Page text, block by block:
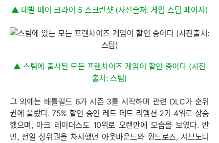
▲ 데빌 메이 크라이 5 스크린샷 (사진출처: 게임 스팀 페이지)
▲ 스팀에 출시된 모든 프랜차이즈 게임이 할인 중이다 (사진
출처: 스팀)
그 외에는 배틀필드 6가 시즌 3를 시작하며 관련 DLC가 순위
권에 올랐다. 75% 할인 중인 레드 데드 리뎀션 2가 4위로 상승
했으며, 아크 레이더스도 10위로 오랜만에 모습을 보였다. 반
면, 전일 상위권을 차지했던 아웃바운드와 윈드로즈, 서브노티